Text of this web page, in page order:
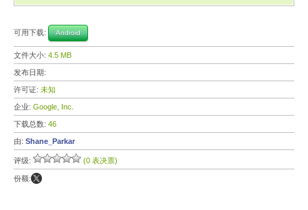
可用下载: Android
文件大小: 4.5 MB
发布日期:
许可证: 未知
企业: Google, Inc.
下载总数: 46
由: Shane_Parkar
评级: (0 表决票)
份额: